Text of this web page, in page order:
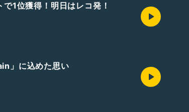
1位獲得！明日はレコ発！
」に込めた思い